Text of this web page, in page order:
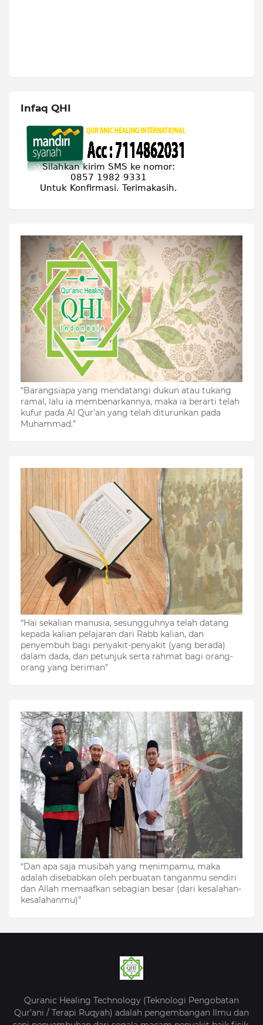
Infaq QHI
“Barangsiapa yang mendatangi dukun atau tukang
ramal, lalu ia membenarkannya, maka ia berarti telah
kufur pada Al Qur’an yang telah diturunkan pada
Muhammad.”
“Hai sekalian manusia, sesungguhnya telah datang
kepada kalian pelajaran dari Rabb kalian, dan
penyembuh bagi penyakit-penyakit (yang berada)
dalam dada, dan petunjuk serta rahmat bagi orang-
orang yang beriman”
“Dan apa saja musibah yang menimpamu, maka
adalah disebabkan oleh perbuatan tanganmu sendiri
dan Allah memaafkan sebagian besar (dari kesalahan-
kesalahanmu)”
Quranic Healing Technology (Teknologi Pengobatan
Qur’ani / Terapi Ruqyah) adalah pengembangan Ilmu dan